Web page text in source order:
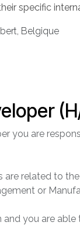
specific
, Belgique
you are
are related to
or
and you are